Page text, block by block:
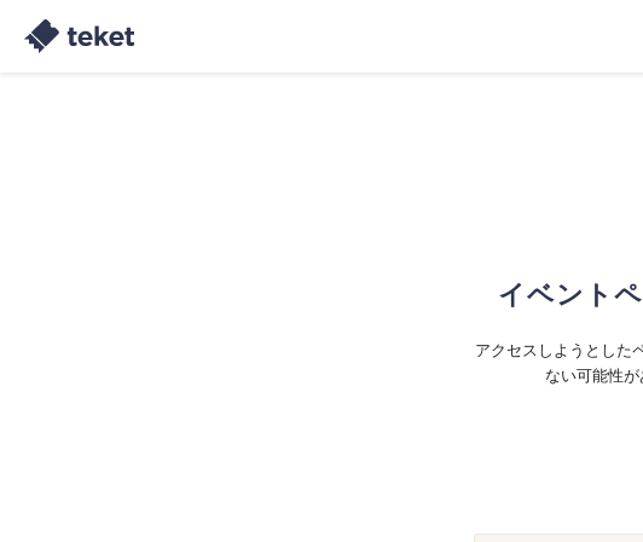
イベント
アクセスしようとした
ない可能性